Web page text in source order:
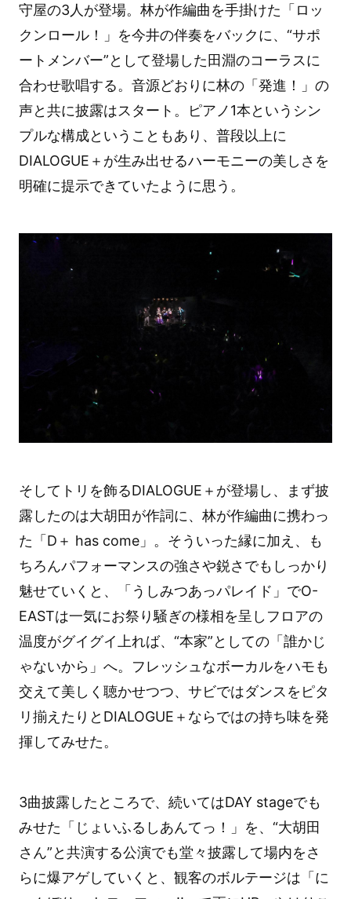
守屋の3人が登場。林が作編曲を手掛けた「ロッ
クンロール！」を今井の伴奏をバックに、“サポ
ートメンバー”として登場した田淵のコーラスに
合わせ歌唱する。音源どおりに林の「発進！」の
声と共に披露はスタート。ピアノ1本というシン
プルな構成ということもあり、普段以上に
DIALOGUE＋が生み出せるハーモニーの美しさを
明確に提示できていたように思う。
そしてトリを飾るDIALOGUE＋が登場し、まず披
露したのは大胡田が作詞に、林が作編曲に携わっ
た「D＋ has come」。そういった縁に加え、も
ちろんパフォーマンスの強さや鋭さでもしっかり
魅せていくと、「うしみつあっパレイド」でO-
EASTは一気にお祭り騒ぎの様相を呈しフロアの
温度がグイグイ上れば、“本家”としての「誰かじ
ゃないから」へ。フレッシュなボーカルをハモも
交えて美しく聴かせつつ、サビではダンスをピタ
リ揃えたりとDIALOGUE＋ならではの持ち味を発
揮してみせた。
3曲披露したところで、続いてはDAY stageでも
みせた「じょいふるしあんてっ！」を、“大胡田
さん”と共演する公演でも堂々披露して場内をさ
らに爆アゲしていくと、観客のボルテージは「に